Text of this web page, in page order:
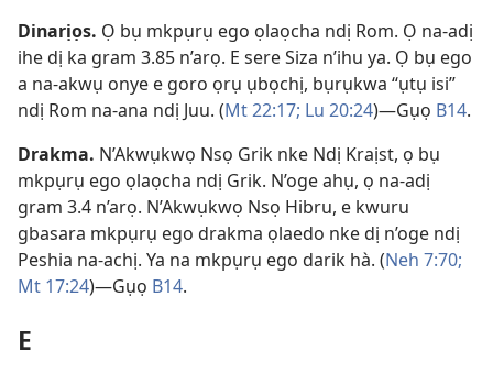
Dinarịọs. Ọ bụ mkpụrụ ego ọlaọcha ndị Rom. Ọ na-adị
ihe dị ka gram 3.85 n’arọ. E sere Siza n’ihu ya. Ọ bụ ego
a na-akwụ onye e goro ọrụ ụbọchị, bụrụkwa “ụtụ isi”
ndị Rom na-ana ndị Juu. (Mt 22:17; Lu 20:24)​—Gụọ B14.
Drakma. N’Akwụkwọ Nsọ Grik nke Ndị Kraịst, ọ bụ
mkpụrụ ego ọlaọcha ndị Grik. N’oge ahụ, ọ na-adị
gram 3.4 n’arọ. N’Akwụkwọ Nsọ Hibru, e kwuru
gbasara mkpụrụ ego drakma ọlaedo nke dị n’oge ndị
Peshia na-achị. Ya na mkpụrụ ego darik hà. (Neh 7:70;
Mt 17:24)​—Gụọ B14.
E